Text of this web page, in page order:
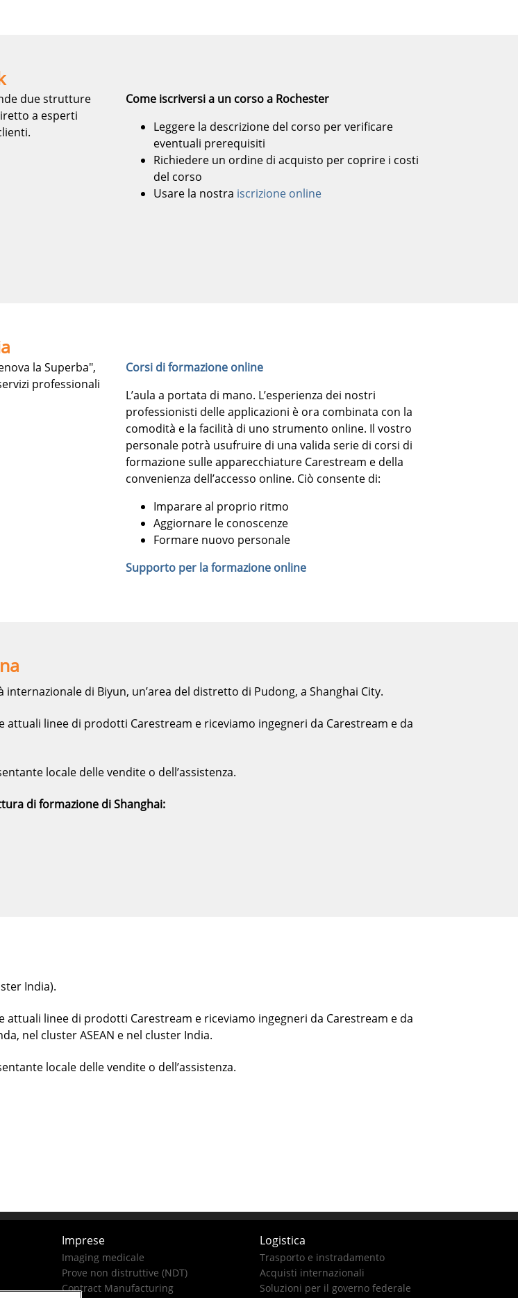
due strutture
a esperti
Come iscriversi a un corso a Rochester
Leggere la descrizione del corso per verificare
eventuali prerequisiti
Richiedere un ordine di acquisto per coprire i costi
del corso
Usare la nostra iscrizione online
la Superba",
professionali
Corsi di formazione online
L’aula a portata di mano. L’esperienza dei nostri
professionisti delle applicazioni è ora combinata con la
comodità e la facilità di uno strumento online. Il vostro
personale potrà usufruire di una valida serie di corsi di
formazione sulle apparecchiature Carestream e della
convenienza dell’accesso online. Ciò consente di:
Imparare al proprio ritmo
Aggiornare le conoscenze
Formare nuovo personale
Supporto per la formazione online
di Biyun, un’area del distretto di Pudong, a Shanghai City.
linee di prodotti Carestream e riceviamo ingegneri da Carestream e da
locale delle vendite o dell’assistenza.
di formazione di Shanghai:
India).
linee di prodotti Carestream e riceviamo ingegneri da Carestream e da
nel cluster ASEAN e nel cluster India.
locale delle vendite o dell’assistenza.
Imprese
Imaging medicale
Prove non distruttive (NDT)
Contract Manufacturing
Logistica
Trasporto e instradamento
Acquisti internazionali
Soluzioni per il governo federale